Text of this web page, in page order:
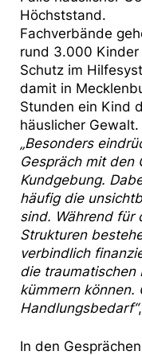
Höchststand.
Fachverbände
rund 3.000
Schutz im
damit in
Stunden ein Kind
häuslicher Gewalt.
„Besonders
Gespräch mit den
Kundgebung.
häufig die
sind. Während für
Strukturen
verbindlich
die traumatischen
kümmern können.
Handlungsbedarf“
In den